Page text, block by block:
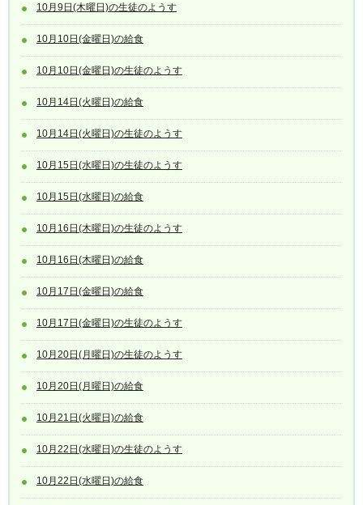
10月9日(木曜日)の生徒のようす
10月10日(金曜日)の給食
10月10日(金曜日)の生徒のようす
10月14日(火曜日)の給食
10月14日(火曜日)の生徒のようす
10月15日(水曜日)の生徒のようす
10月15日(水曜日)の給食
10月16日(木曜日)の生徒のようす
10月16日(木曜日)の給食
10月17日(金曜日)の給食
10月17日(金曜日)の生徒のようす
10月20日(月曜日)の生徒のようす
10月20日(月曜日)の給食
10月21日(火曜日)の給食
10月22日(水曜日)の生徒のようす
10月22日(水曜日)の給食